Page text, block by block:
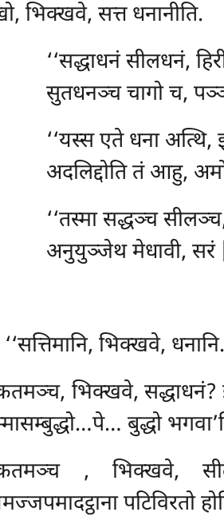
भिक्खवे, सत्त धनानीति.
‘‘सद्धाधनंसीलधनं,
सुतधनञ्च चागो च,
‘‘यस्स एते धना अत्थि,
अदलिद्दोति तं आहु,
‘‘तस्मासद्धञ्च
अनुयुञ्जेथ मेधावी, सरं
‘‘सत्तिमानि, भिक्खवे,
भिक्खवे, सद्धाधनं?
बुद्धो
, भिक्खवे,
पटिविरतो